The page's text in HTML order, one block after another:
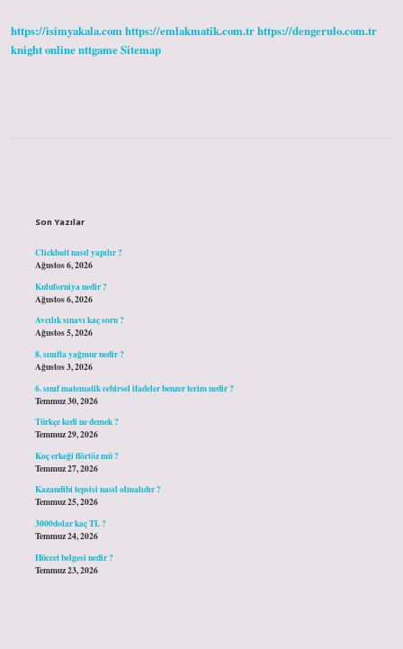
https://isimyakala.comhttps://emlakmatik.com.trhttps://dengerulo.com.tr
knight onlinenttgameSitemap
Son Yazılar
Clickbait nasıl yapılır ?
Ağustos 6, 2026
Kuluforniya nedir ?
Ağustos 6, 2026
Avcılık sınavı kaç soru ?
Ağustos 5, 2026
8. sınıfta yağmur nedir ?
Ağustos 3, 2026
6. sınıf matematik cebirsel ifadeler benzer terim nedir ?
Temmuz 30, 2026
Türkçe kedi ne demek ?
Temmuz 29, 2026
Koç erkeği flörtöz mü ?
Temmuz 27, 2026
Kazandibi tepsisi nasıl olmalıdır ?
Temmuz 25, 2026
3000dolar kaç TL ?
Temmuz 24, 2026
Hüccet belgesi nedir ?
Temmuz 23, 2026